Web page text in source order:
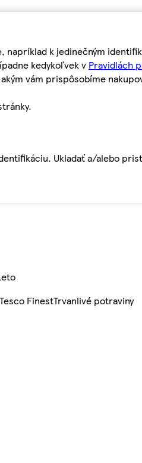
k jedinečným
kedykoľvek v Pravidlách
vám prispôsobíme
Ukladať a/alebo
Tesco FinestTrvanlivé potraviny